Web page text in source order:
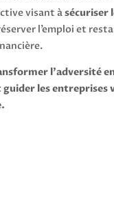
visant àsécuriser
l’emploi et
l’adversité
les entreprises